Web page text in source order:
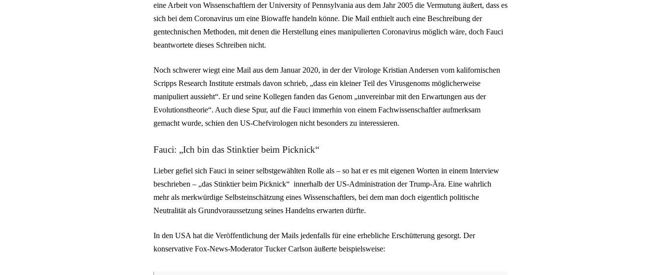
eine Arbeit von Wissenschaftlern der University of Pennsylvania aus dem Jahr 2005 die Vermutung äußert, dass es
sich bei dem Coronavirus um eine Biowaffe handeln könne. Die Mail enthielt auch eine Beschreibung der
gentechnischen Methoden, mit denen die Herstellung eines manipulierten Coronavirus möglich wäre, doch Fauci
beantwortete dieses Schreiben nicht.
Noch schwerer wiegt eine Mail aus dem Januar 2020, in der der Virologe Kristian Andersen vom kalifornischen
Scripps Research Institute erstmals davon schrieb, „dass ein kleiner Teil des Virusgenoms möglicherweise
manipuliert aussieht“. Er und seine Kollegen fanden das Genom „unvereinbar mit den Erwartungen aus der
Evolutionstheorie“. Auch diese Spur, auf die Fauci immerhin von einem Fachwissenschaftler aufmerksam
gemacht wurde, schien den US-Chefvirologen nicht besonders zu interessieren.
Fauci: „Ich bin das Stinktier beim Picknick“
Lieber gefiel sich Fauci in seiner selbstgewählten Rolle als – so hat er es mit eigenen Worten in einem Interview
beschrieben – „das Stinktier beim Picknick“ innerhalb der US-Administration der Trump-Ära. Eine wahrlich
mehr als merkwürdige Selbsteinschätzung eines Wissenschaftlers, bei dem man doch eigentlich politische
Neutralität als Grundvoraussetzung seines Handelns erwarten dürfte.
In den USA hat die Veröffentlichung der Mails jedenfalls für eine erhebliche Erschütterung gesorgt. Der
konservative Fox-News-Moderator Tucker Carlson äußerte beispielsweise: